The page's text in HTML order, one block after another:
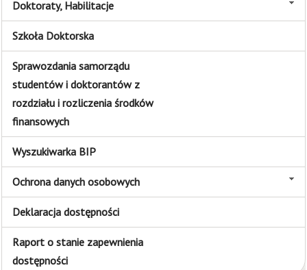
Doktoraty, Habilitacje
Szkoła Doktorska
Sprawozdania samorządu
studentów i doktorantów z
rozdziału i rozliczenia środków
finansowych
Wyszukiwarka BIP
Ochrona danych osobowych
Deklaracja dostępności
Raport o stanie zapewnienia
dostępności